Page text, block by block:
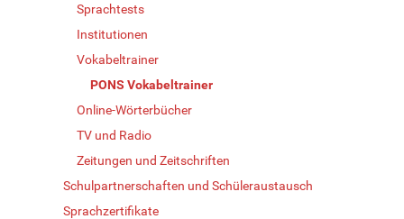
Sprachtests
Institutionen
Vokabeltrainer
PONS Vokabeltrainer
Online-Wörterbücher
TV und Radio
Zeitungen und Zeitschriften
Schulpartnerschaften und Schüleraustausch
Sprachzertifikate